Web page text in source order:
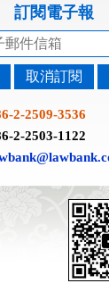
訂閱電子報
取消訂閱
2-2509-3536
2503-1122